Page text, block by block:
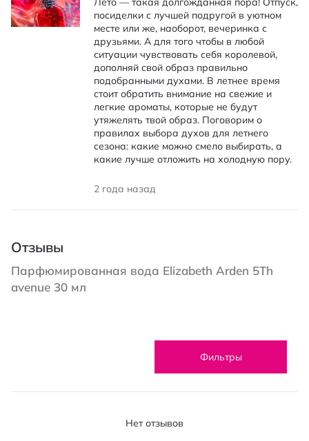
посиделки с лучшей подругой в уютном
месте или же, наоборот, вечеринка с
друзьями. А для того чтобы в любой
ситуации чувствовать себя королевой,
дополняй свой образ правильно
подобранными духами. В летнее время
стоит обратить внимание на свежие и
легкие ароматы, которые не будут
утяжелять твой образ. Поговорим о
правилах выбора духов для летнего
сезона: какие можно смело выбирать, а
какие лучше отложить на холодную пору.
2 года назад
Отзывы
Парфюмированная вода Elizabeth Arden 5Th
avenue 30 мл
Фильтры
Нет отзывов